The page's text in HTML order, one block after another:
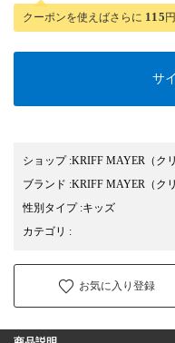
クーポンを使えばさらに 115
サ
ショップ:KRIFF MAYER（ク
ブランド :KRIFF MAYER （ク
性別タイプ:キッズ
カテゴリ :
お気に入り登録